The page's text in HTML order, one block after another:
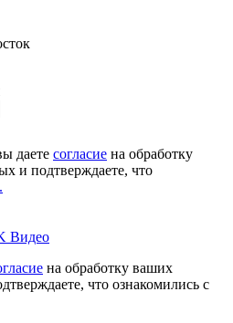
даете согласие на обработку
и подтверждаете, что
Видео
на обработку ваших
что ознакомились с